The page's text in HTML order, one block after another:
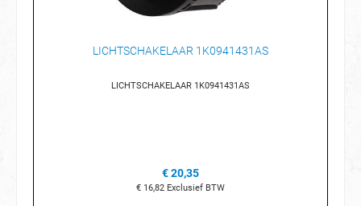
LICHTSCHAKELAAR 1K0941431AS
LICHTSCHAKELAAR 1K0941431AS
€ 20,35
€ 16,82 Exclusief BTW